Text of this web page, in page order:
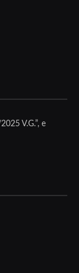
V.G.”, e